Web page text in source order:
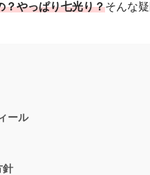
？やっぱり七光り？そんな
ール
針